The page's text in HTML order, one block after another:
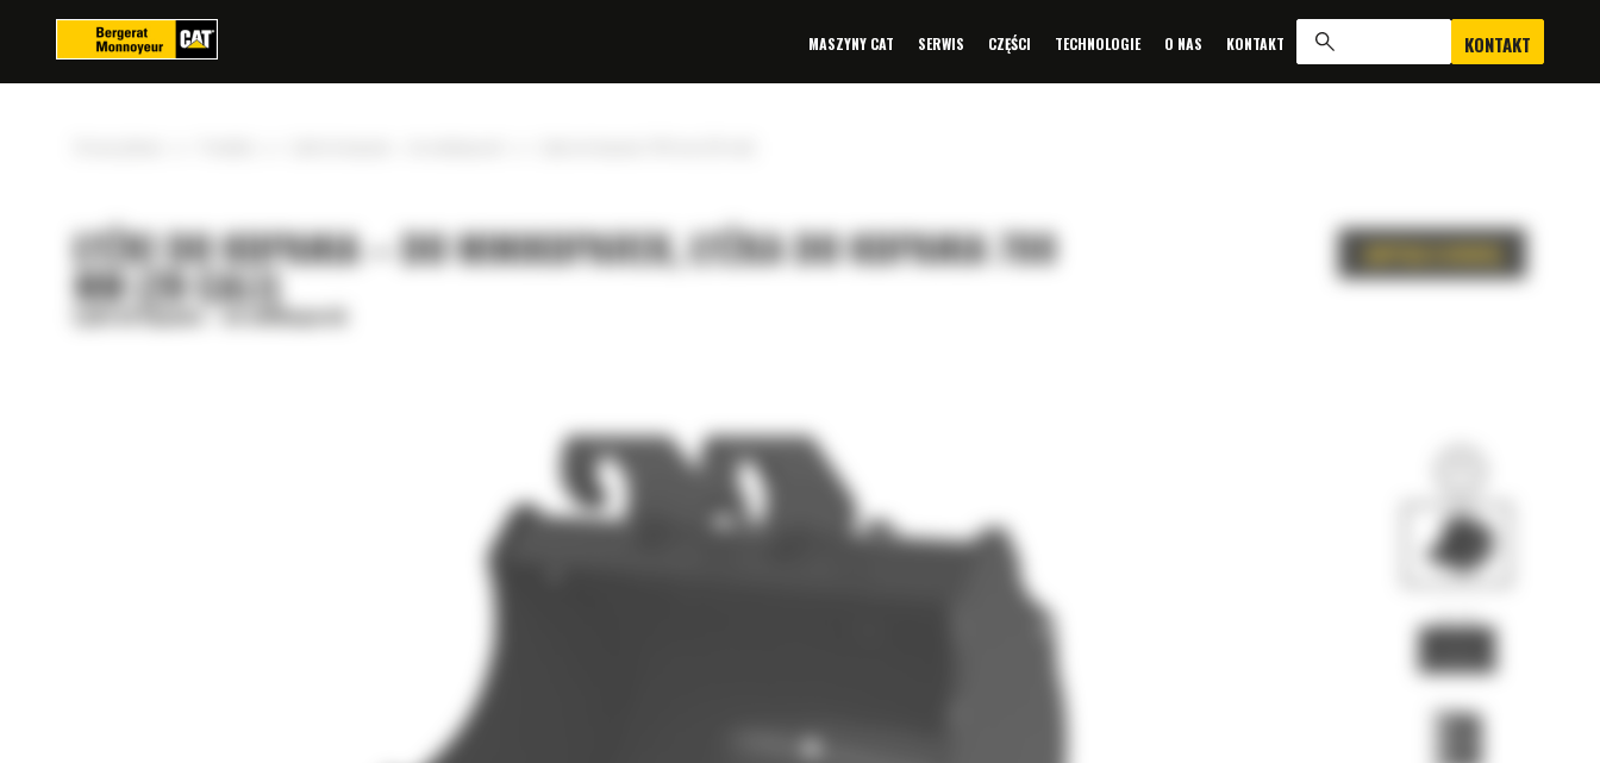
MASZYNY CAT SERWIS CZĘŚCI TECHNOLOGIE O NAS KONTAKT KONTAKT
ŁYŻKI DO KOPANIA – DO MINIKOPAREK, ŁYŻKA DO KOPANIA 700
MM (28 CALI)
Łyżki do kopania – do minikoparek
Panel zarządzania plikami cookies